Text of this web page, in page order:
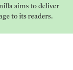
aims to deliver
to its readers.